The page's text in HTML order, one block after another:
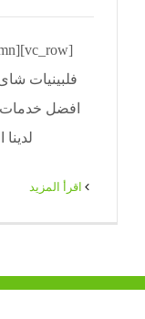
افضل خدمات